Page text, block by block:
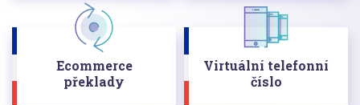
Ecommerce
překlady
Virtuální telefonní
číslo